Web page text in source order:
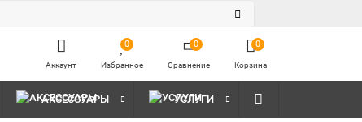
Аккаунт
0
Избранное
0
Сравнение
0
Корзина
АКСЕССУАРЫ УСЛУГИ